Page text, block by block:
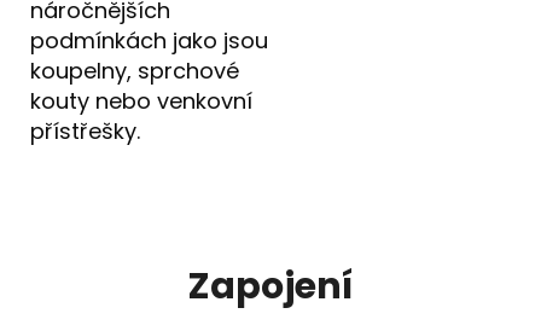
náročnějších
podmínkách jako jsou
koupelny, sprchové
kouty nebo venkovní
přístřešky.
Zapojení